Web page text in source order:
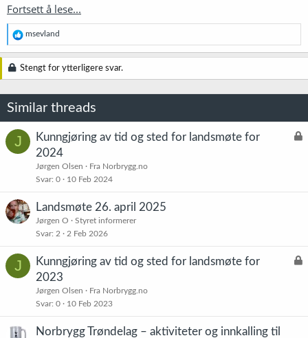
Fortsett å lese...
R
e
a
k
n
e
r
msevland
Stengt for ytterligere svar.
Similar threads
J
L
Kunngjøring av tid og sted for landsmøte for
2024
Jørgen Olsen
Fra Norbrygg.no
Svar 0 10 Feb 2024
Landsmøte 26. april 2025
Jørgen O
Styret informerer
Svar 2 2 Feb 2026
J
L
Kunngjøring av tid og sted for landsmøte for
2023
Jørgen Olsen
Fra Norbrygg.no
Svar 0 10 Feb 2023
Norbrygg Trøndelag – aktiviteter og innkalling til